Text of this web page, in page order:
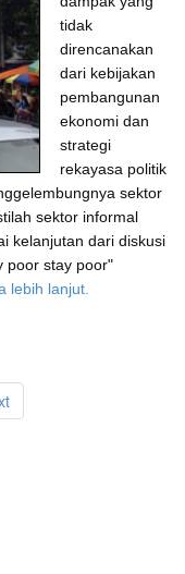
tidak
direncanakan
dari kebijakan
pembangunan
ekonomi dan
strategi
rekayasa politik
sektor
sektor informal
kelanjutan dari diskusi
poor stay poor"
lebih lanjut.